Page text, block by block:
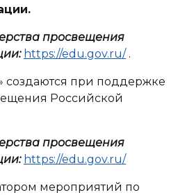
просвещения
https://edu.gov.ru/.
создаются при поддержке
Российской
просвещения
https://edu.gov.ru/
мероприятий по